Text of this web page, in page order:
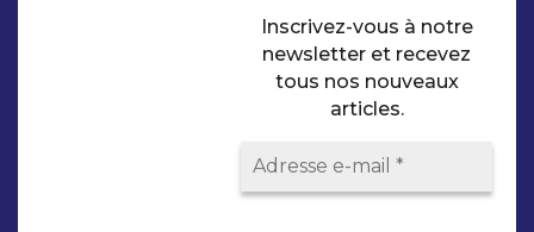
Inscrivez-vous à notre
newsletter et recevez
tous nos nouveaux
articles.